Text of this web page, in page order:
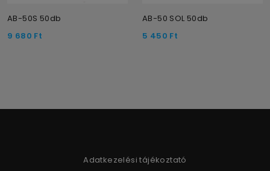
AB-50S 50db
9 680 Ft
AB-50 SOL 50db
5 450 Ft
Adatkezelési tájékoztató